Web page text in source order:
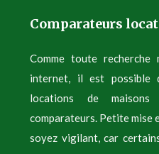
Comparateurs
Comme toute recherche
internet, il est possible
locations de
comparateurs. Petite mise
soyez vigilant, car